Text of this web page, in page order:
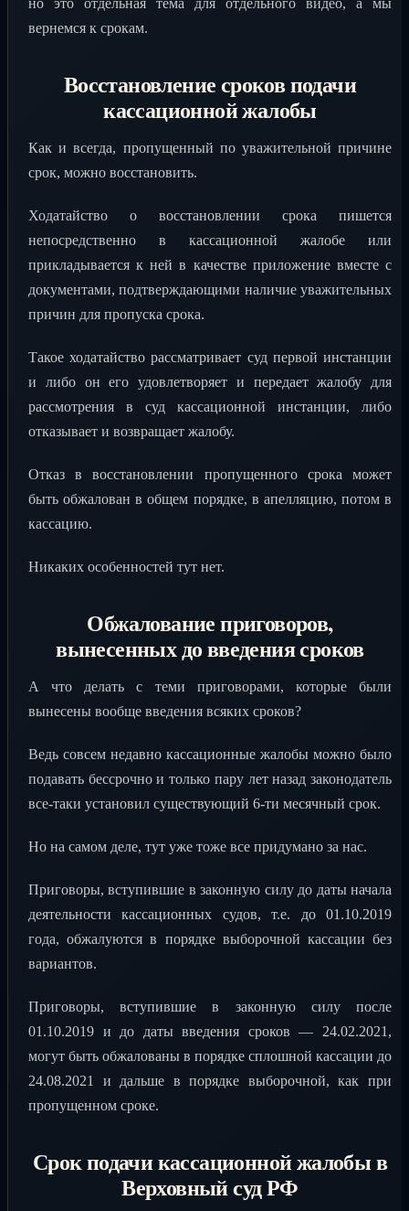
но это отдельная тема для отдельного видео, а мы
вернемся к срокам.
Восстановление сроков подачи
кассационной жалобы
Как и всегда, пропущенный по уважительной причине
срок, можно восстановить.
Ходатайство о восстановлении срока пишется
непосредственно в кассационной жалобе или
прикладывается к ней в качестве приложение вместе с
документами, подтверждающими наличие уважительных
причин для пропуска срока.
Такое ходатайство рассматривает суд первой инстанции
и либо он его удовлетворяет и передает жалобу для
рассмотрения в суд кассационной инстанции, либо
отказывает и возвращает жалобу.
Отказ в восстановлении пропущенного срока может
быть обжалован в общем порядке, в апелляцию, потом в
кассацию.
Никаких особенностей тут нет.
Обжалование приговоров,
вынесенных до введения сроков
А что делать с теми приговорами, которые были
вынесены вообще введения всяких сроков?
Ведь совсем недавно кассационные жалобы можно было
подавать бессрочно и только пару лет назад законодатель
все-таки установил существующий 6-ти месячный срок.
Но на самом деле, тут уже тоже все придумано за нас.
Приговоры, вступившие в законную силу до даты начала
деятельности кассационных судов, т.е. до 01.10.2019
года, обжалуются в порядке выборочной кассации без
вариантов.
Приговоры, вступившие в законную силу после
01.10.2019 и до даты введения сроков — 24.02.2021,
могут быть обжалованы в порядке сплошной кассации до
24.08.2021 и дальше в порядке выборочной, как при
пропущенном сроке.
Срок подачи кассационной жалобы в
Верховный суд РФ